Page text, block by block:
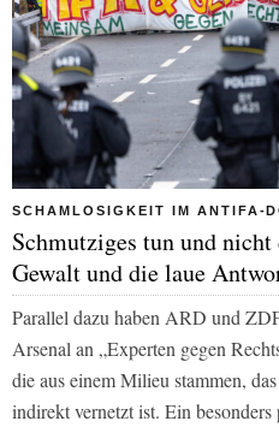
SCHAMLOSIGKEIT IM ANTIFA-
Schmutziges tun und
Gewalt und die laue
Parallel dazu haben ARD und
Arsenal an „Experten gegen
die aus einem Milieu stammen,
indirekt vernetzt ist. Ein